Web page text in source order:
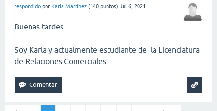
respondido por Karla Martinez (140 puntos) Jul 6, 2021
Buenas tardes.
Soy Karla y actualmente estudiante de la Licenciatura
de Relaciones Comerciales.